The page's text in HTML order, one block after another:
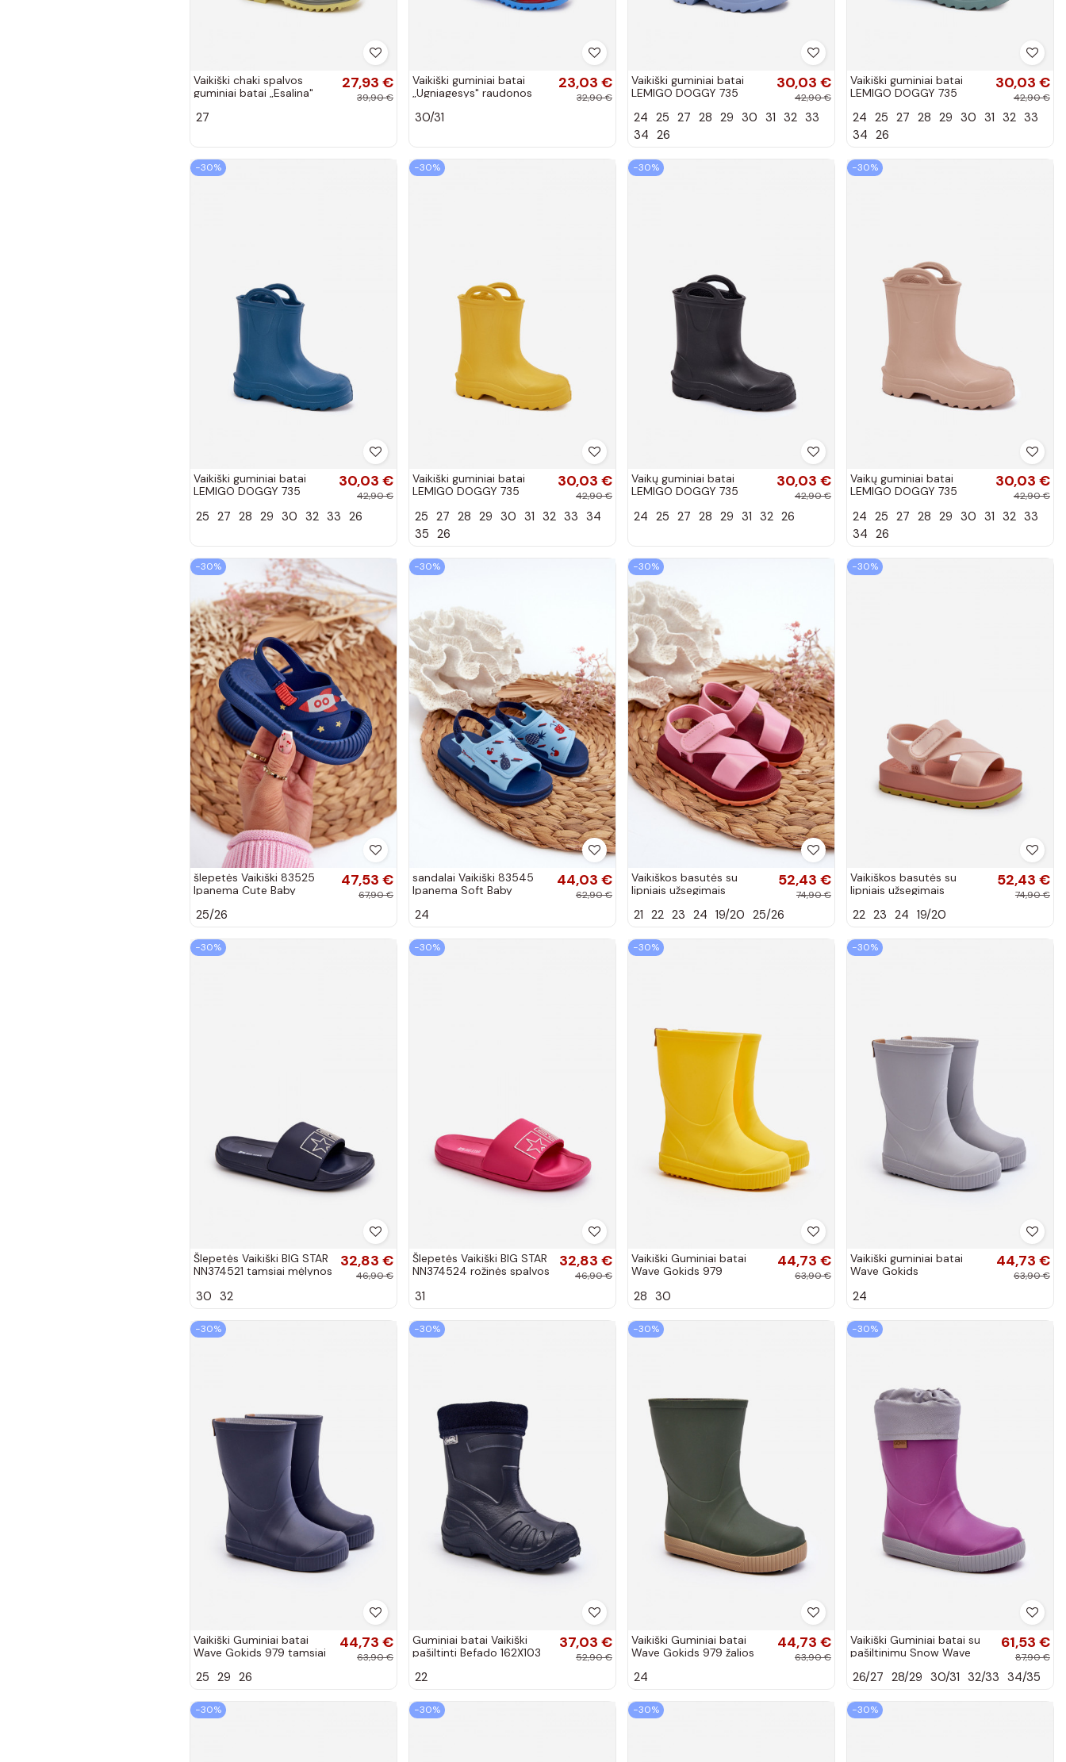
Vaikiški chaki spalvos
guminiai batai „Esalina"
27,93 €
39,90 €
27
Vaikiški guminiai batai
„Ugniagesys" raudonos
23,03 €
32,90 €
30/31
Vaikiški guminiai batai
LEMIGO DOGGY 735
30,03 €
42,90 €
24 25 27 28 29 30 31 32 33
34 26
Vaikiški guminiai batai
LEMIGO DOGGY 735
30,03 €
42,90 €
24 25 27 28 29 30 31 32 33
34 26
−30%
Vaikiški guminiai batai
LEMIGO DOGGY 735
30,03 €
42,90 €
25 27 28 29 30 32 33 26
−30%
Vaikiški guminiai batai
LEMIGO DOGGY 735
30,03 €
42,90 €
25 27 28 29 30 31 32 33 34
35 26
−30%
Vaikų guminiai batai
LEMIGO DOGGY 735
30,03 €
42,90 €
24 25 27 28 29 31 32 26
−30%
Vaikų guminiai batai
LEMIGO DOGGY 735
30,03 €
42,90 €
24 25 27 28 29 30 31 32 33
34 26
−30%
šlepetės Vaikiški 83525
Ipanema Cute Baby
47,53 €
67,90 €
25/26
−30%
sandalai Vaikiški 83545
Ipanema Soft Baby
44,03 €
62,90 €
24
−30%
Vaikiškos basutės su
lipniais užsegimais
52,43 €
74,90 €
21 22 23 24 19/20 25/26
−30%
Vaikiškos basutės su
lipniais užsegimais
atspalvio
52,43 €
74,90 €
22 23 24 19/20
−30%
Šlepetės Vaikiški BIG STAR
NN374521 tamsiai mėlynos
32,83 €
46,90 €
30 32
−30%
Šlepetės Vaikiški BIG STAR
NN374524 rožinės spalvos
32,83 €
46,90 €
31
−30%
Vaikiški Guminiai batai
Wave Gokids 979
44,73 €
63,90 €
28 30
−30%
Vaikiški guminiai batai
Wave Gokids
44,73 €
63,90 €
24
−30%
Vaikiški Guminiai batai
Wave Gokids 979 tamsiai
44,73 €
63,90 €
25 29 26
−30%
Guminiai batai Vaikiški
pašiltinti Befado 162X103
37,03 €
52,90 €
22
−30%
Vaikiški Guminiai batai
Wave Gokids 979 žalios
44,73 €
63,90 €
24
−30%
Vaikiški Guminiai batai su
pašiltinimu Snow Wave
spalvos
61,53 €
87,90 €
26/27 28/29 30/31 32/33 34/35
−30% −30% −30% −30%